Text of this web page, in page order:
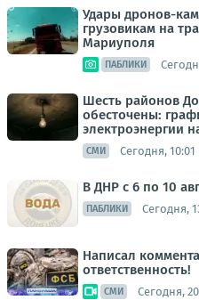
Удары дронов-
грузовикам на
Мариуполя
ПАБЛИКИ
Шесть районов
обесточены:
электроэнергии
СМИ Сегодня, 10:01
В ДНР с 6 по 10
ПАБЛИКИ Сегодня,
Написал
ответственность!
СМИ Сегодня,